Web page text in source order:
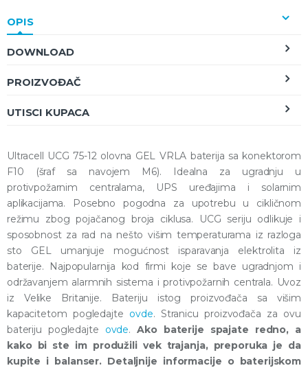
OPIS
DOWNLOAD
PROIZVOĐAČ
UTISCI KUPACA
Ultracell UCG 75-12 olovna GEL VRLA baterija sa konektorom
F10 (šraf sa navojem M6). Idealna za ugradnju u
protivpožarnim centralama, UPS uređajima i solarnim
aplikacijama. Posebno pogodna za upotrebu u cikličnom
režimu zbog pojačanog broja ciklusa. UCG seriju odlikuje i
sposobnost za rad na nešto višim temperaturama iz razloga
sto GEL umanjuje mogućnost isparavanja elektrolita iz
baterije. Najpopularnija kod firmi koje se bave ugradnjom i
održavanjem alarmnih sistema i protivpožarnih centrala. Uvoz
iz Velike Britanije. Bateriju istog proizvođača sa višim
kapacitetom pogledajte ovde. Stranicu proizvođača za ovu
bateriju pogledajte ovde.Ako baterije spajate redno, a
kako bi ste im produžili vek trajanja, preporuka je da
kupite i balanser. Detaljnije informacije o baterijskom